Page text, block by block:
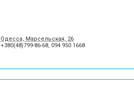
Одесса, Марсельская, 26
+380(48)799-86-68, 094 950 1668